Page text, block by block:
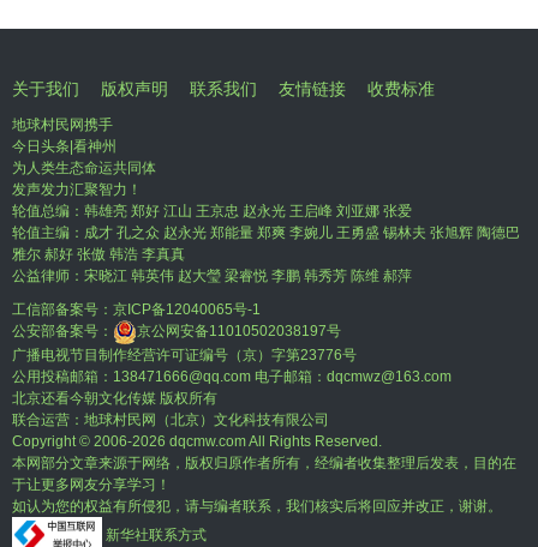
关于我们 版权声明 联系我们 友情链接 收费标准
地球村民网携手
今日头条|看神州
为人类生态命运共同体
发声发力汇聚智力！
轮值总编：韩雄亮 郑好 江山 王京忠 赵永光 王启峰 刘亚娜 张爱
轮值主编：成才 孔之众 赵永光 郑能量 郑爽 李婉儿 王勇盛 锡林夫 张旭辉 陶德巴
雅尔 郝好 张傲 韩浩 李真真
公益律师：宋晓江 韩英伟 赵大瑩 梁睿悦 李鹏 韩秀芳 陈维 郝萍
工信部备案号： 京ICP备12040065号-1
公安部备案号：
京公网安备11010502038197号
广播电视节目制作经营许可证编号（京）字第23776号
公用投稿邮箱：138471666@qq.com 电子邮箱：dqcmwz@163.com
北京还看今朝文化传媒 版权所有
联合运营：地球村民网（北京）文化科技有限公司
Copyright © 2006-2026 dqcmw.com All Rights Reserved.
本网部分文章来源于网络，版权归原作者所有，经编者收集整理后发表，目的在
于让更多网友分享学习！
如认为您的权益有所侵犯，请与编者联系，我们核实后将回应并改正，谢谢。
新华社联系方式